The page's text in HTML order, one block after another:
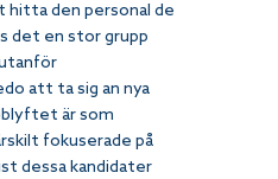
hitta den personal de
det en stor grupp
att ta sig an nya
är som
fokuserade på
dessa kandidater